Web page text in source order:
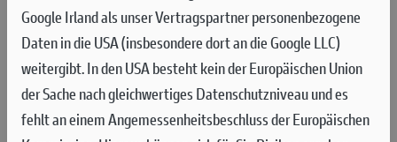
WONDER. ENGINEERED.
Mit der Panigale V4 hat Ducati ein Meisterwerk der Technik
Google Irland als unser Vertragspartner personenbezogene
Daten in die USA (insbesondere dort an die Google LLC)
weitergibt. In den USA besteht kein der Europäischen Union
der Sache nach gleichwertiges Datenschutzniveau und es
fehlt an einem Angemessenheitsbeschluss der Europäischen